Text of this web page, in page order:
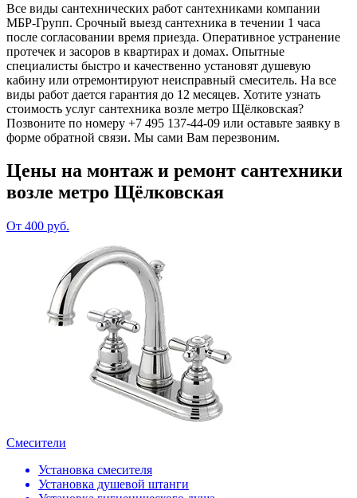
Все виды сантехнических работ сантехниками компании
МБР-Групп. Срочный выезд сантехника в течении 1 часа
после согласовании время приезда. Оперативное устранение
протечек и засоров в квартирах и домах. Опытные
специалисты быстро и качественно установят душевую
кабину или отремонтируют неисправный смеситель. На все
виды работ дается гарантия до 12 месяцев. Хотите узнать
стоимость услуг сантехника возле метро Щёлковская?
Позвоните по номеру +7 495 137-44-09 или оставьте заявку в
форме обратной связи. Мы сами Вам перезвоним.
Цены на монтаж и ремонт сантехники
возле метро Щёлковская
От 400 руб.
Смесители
Установка смесителя
Установка душевой штанги